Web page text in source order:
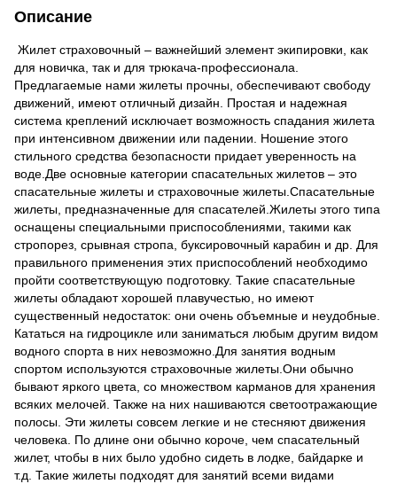
Описание
Жилет страховочный – важнейший элемент экипировки, как
для новичка, так и для трюкача-профессионала.
Предлагаемые нами жилеты прочны, обеспечивают свободу
движений, имеют отличный дизайн. Простая и надежная
система креплений исключает возможность спадания жилета
при интенсивном движении или падении. Ношение этого
стильного средства безопасности придает уверенность на
воде.Две основные категории спасательных жилетов – это
спасательные жилеты и страховочные жилеты.Спасательные
жилеты, предназначенные для спасателей.Жилеты этого типа
оснащены специальными приспособлениями, такими как
стропорез, срывная стропа, буксировочный карабин и др. Для
правильного применения этих приспособлений необходимо
пройти соответствующую подготовку. Такие спасательные
жилеты обладают хорошей плавучестью, но имеют
существенный недостаток: они очень объемные и неудобные.
Кататься на гидроцикле или заниматься любым другим видом
водного спорта в них невозможно.Для занятия водным
спортом используются страховочные жилеты.Они обычно
бывают яркого цвета, со множеством карманов для хранения
всяких мелочей. Также на них нашиваются светоотражающие
полосы. Эти жилеты совсем легкие и не стесняют движения
человека. По длине они обычно короче, чем спасательный
жилет, чтобы в них было удобно сидеть в лодке, байдарке и
т.д. Такие жилеты подходят для занятий всеми видами